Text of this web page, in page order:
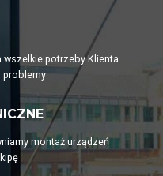
wszelkie potrzeby Klienta
problemy
montaż urządzeń